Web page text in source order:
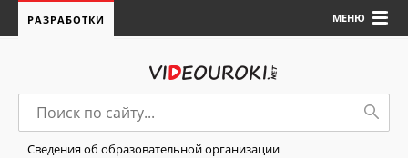
МЕНЮ
РАЗРАБОТКИ
Сведения об образовательной организации